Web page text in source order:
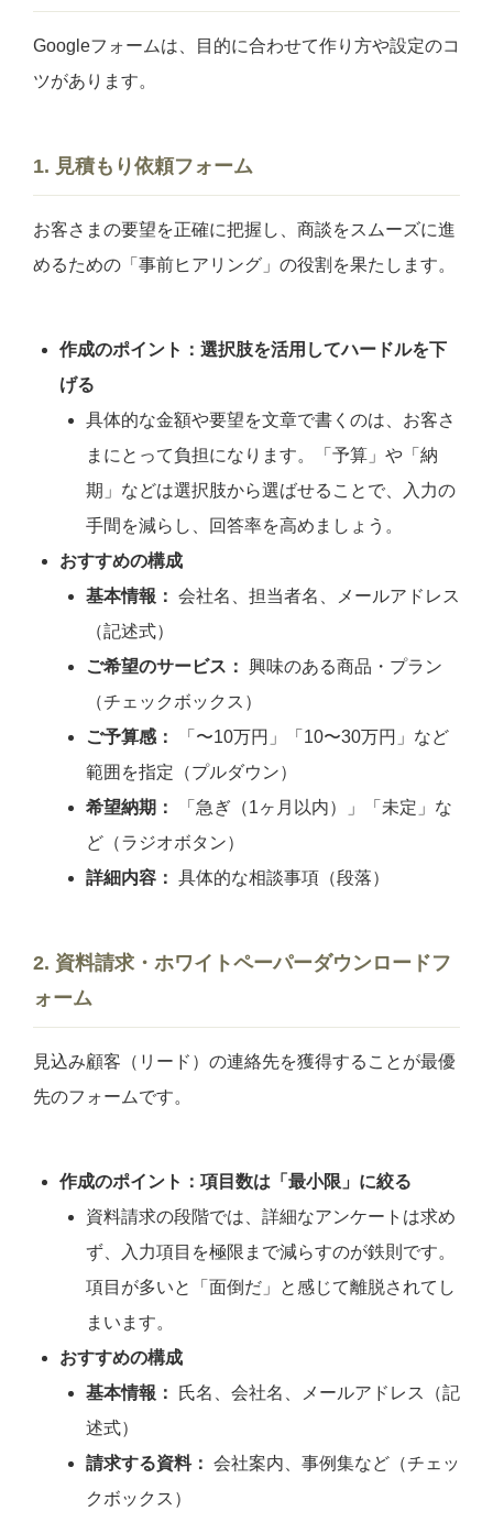
Googleフォームは、目的に合わせて作り方や設定のコ
ツがあります。
1. 見積もり依頼フォーム
お客さまの要望を正確に把握し、商談をスムーズに進
めるための「事前ヒアリング」の役割を果たします。
作成のポイント：選択肢を活用してハードルを下
げる
具体的な金額や要望を文章で書くのは、お客さ
まにとって負担になります。「予算」や「納
期」などは選択肢から選ばせることで、入力の
手間を減らし、回答率を高めましょう。
おすすめの構成
基本情報： 会社名、担当者名、メールアドレス
（記述式）
ご希望のサービス： 興味のある商品・プラン
（チェックボックス）
ご予算感：
「〜10万円」「10〜30万円」など
範囲を指定（プルダウン）
希望納期：
「急ぎ（1ヶ月以内）」「未定」な
ど（ラジオボタン）
詳細内容： 具体的な相談事項（段落）
2. 資料請求・ホワイトペーパーダウンロードフ
ォーム
見込み顧客（リード）の連絡先を獲得することが最優
先のフォームです。
作成のポイント：項目数は「最小限」に絞る
資料請求の段階では、詳細なアンケートは求め
ず、入力項目を極限まで減らすのが鉄則です。
項目が多いと「面倒だ」と感じて離脱されてし
まいます。
おすすめの構成
基本情報：
氏名、会社名、メールアドレス（記
述式）
請求する資料： 会社案内、事例集など（チェッ
クボックス）